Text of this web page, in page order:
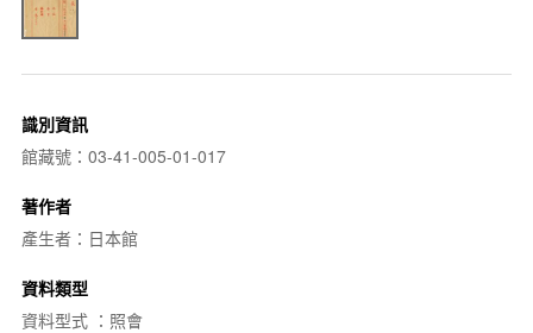
識別資訊
館藏號：03-41-005-01-017
著作者
產生者：日本館
資料類型
資料型式 ：照會